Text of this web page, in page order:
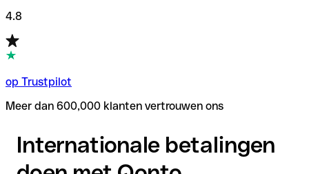
4.8
op Trustpilot
Meer dan 600,000 klanten vertrouwen ons
Internationale betalingen